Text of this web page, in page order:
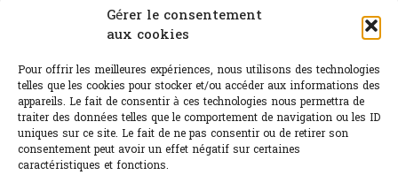
Gérer le consentement
aux cookies
Pour offrir les meilleures expériences, nous utilisons des technologies
telles que les cookies pour stocker et/ou accéder aux informations des
appareils. Le fait de consentir à ces technologies nous permettra de
traiter des données telles que le comportement de navigation ou les ID
uniques sur ce site. Le fait de ne pas consentir ou de retirer son
consentement peut avoir un effet négatif sur certaines
caractéristiques et fonctions.
Canicule : A quand le CHR à « l’heure espagnole » ?
Sélection de rosés 2026
L'abus d'alcool est dangereux pour la santé.